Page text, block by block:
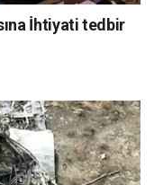
İhtiyati tedbir